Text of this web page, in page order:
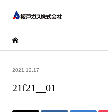
2021.12.17
21f21__01